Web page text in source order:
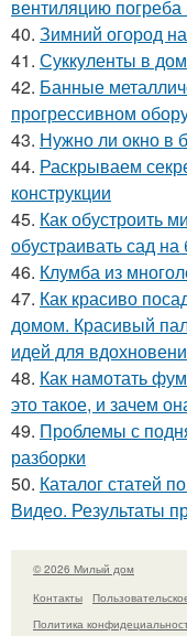
вентиляцию
40. Зимний огород
41. Суккуленты в
42. Банные
прогрессивном
43. Нужно ли окно в
44. Раскрываем
конструкции
45. Как обустроить
обустраивать сад
46. Клумба из
47. Как красиво
домом. Красивый
идей для
48. Как намотать
это такое, и зачем
49. Проблемы с
разборки
50. Каталог статей
Видео. Результаты
© 2026 Милый дом
Контакты
Политика